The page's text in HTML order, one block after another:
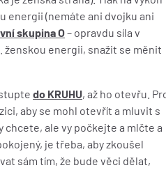
energii (nemáte ani dvojku ani
skupina O– opravdu síla v
ženskou energii, snažit se měnit
do KRUHU, až ho otevřu.
aby se mohl otevřít a mluvit s
chcete, ale vy počkejte a mlčte a
je třeba, aby zkoušel
sám tím, že bude věci dělat,